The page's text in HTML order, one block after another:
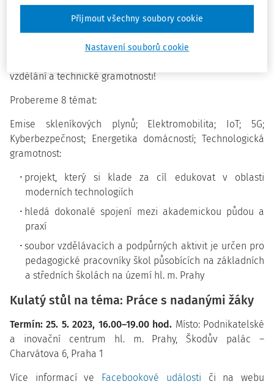
- Technologická gramotnost (blaskova@tegram.cz), tel.:
+420 770 666 007
Jste učitel na základní či střední škole v Praze? Podpořte
vzdělání a technické gramotnosti!
Probereme 8 témat:
Emise skleníkových plynů; Elektromobilita; IoT; 5G;
Kyberbezpečnost; Energetika domácností; Technologická
gramotnost:
projekt, který si klade za cíl edukovat v oblasti
moderních technologiích
hledá dokonalé spojení mezi akademickou půdou a
praxí
soubor vzdělávacích a podpůrných aktivit je určen pro
pedagogické pracovníky škol působících na základních
a středních školách na území hl. m. Prahy
Kulatý stůl na téma: Práce s nadanými žáky
Termín: 25. 5. 2023, 16.00–19.00 hod. Místo: Podnikatelské
a inovační centrum hl. m. Prahy, Škodův palác –
Charvátova 6, Praha 1
Více informací ve Facebookové události či na webu
Nastavení souborů cookie
Přijmout všechny soubory cookie